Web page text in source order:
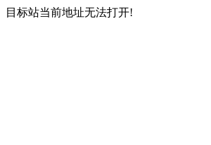
目标站当前地址无法打开!